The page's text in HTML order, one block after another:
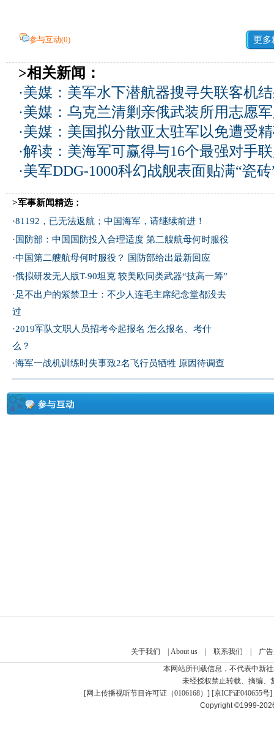
参与互动(0) 更多
>相关新闻：
·美媒：美军水下潜航器搜寻失联客机
·美媒：乌克兰清剿亲俄武装所用志愿
·美媒：美国拟分散亚太驻军以免遭受
·解读：美海军可赢得与16个最强对手
·美军DDG-1000科幻战舰表面贴满“瓷
>军事新闻精选：
·81192，已无法返航；中国海军，请继续前进！
· 国防部：中国国防投入合理适度 第二艘航母何时服役
·中国第二艘航母何时服役？ 国防部给出最新回应
·俄拟研发无人版T-90坦克 较美欧同类武器“技高一筹”
·足不出户的紫禁卫士：不少人连毛主席纪念堂都没去
过
·2019军队文职人员招考今起报名 怎么报名、考什
么？
·海军一战机训练时失事致2名飞行员牺牲 原因待调查
关于我们 About us| 联系我们
广
本网站所刊载信息，不代表中新
未经授权禁止转载、摘编、
[网上传播视听节目许可证（0106168） ] [京ICP证040655号]
Copyright ©1999-